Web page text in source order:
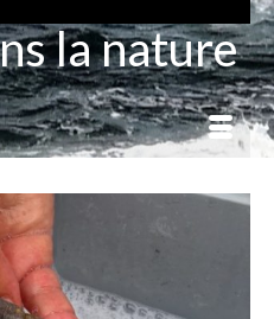
la nature